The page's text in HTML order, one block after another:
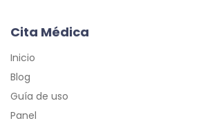
Cita Médica
Inicio
Blog
Guía de uso
Panel